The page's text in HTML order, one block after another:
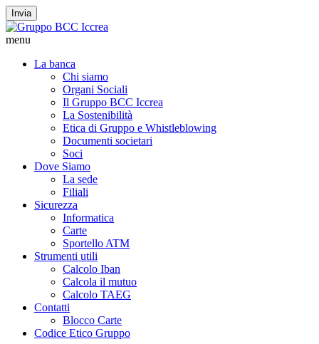
Invia
menu
La banca
Chi siamo
Organi Sociali
Il Gruppo BCC Iccrea
La Sostenibilità
Etica di Gruppo e Whistleblowing
Documenti societari
Soci
Dove Siamo
La sede
Filiali
Sicurezza
Informatica
Carte
Sportello ATM
Strumenti utili
Calcolo Iban
Calcola il mutuo
Calcolo TAEG
Contatti
Blocco Carte
Codice Etico Gruppo